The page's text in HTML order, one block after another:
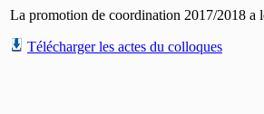
La promotion de coordination 2017/2018 a
Téléchargerles actes du colloques